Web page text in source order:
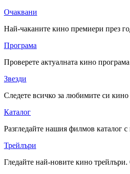
Очаквани
Най-чаканите кино премиери през
Програма
Проверете актуалната кино
Звезди
Следете всичко за любимите си
Каталог
Разгледайте нашия филмов каталог
Трейлъри
Гледайте най-новите кино